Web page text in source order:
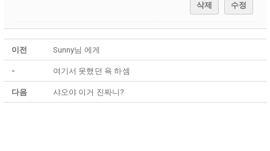
삭제 수정
이전 Sunny님 에게
- 여기서 못했던 욕 하셈
다음 샤오야 이거 진짜니?